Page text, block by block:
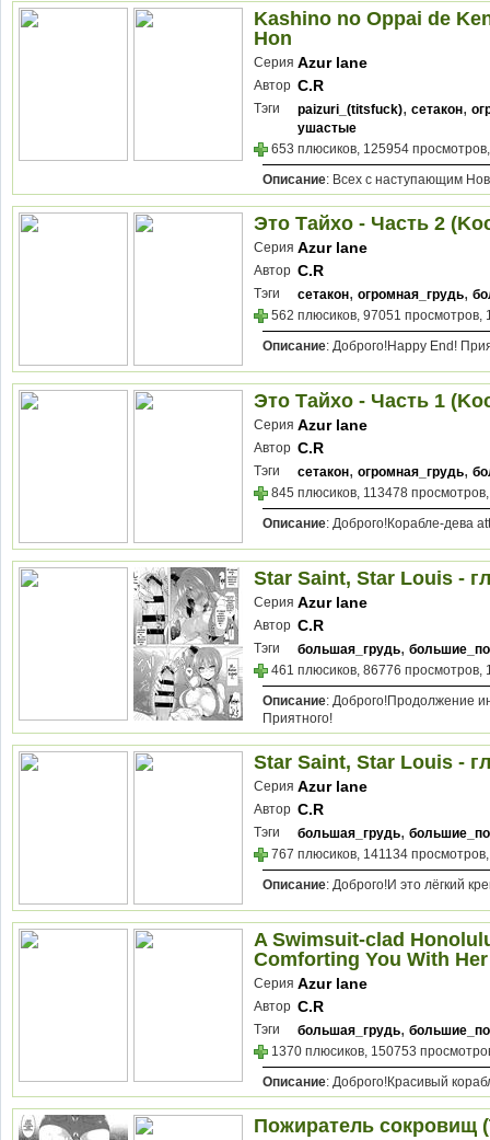
Kashino no Oppai de
Hon
Серия Azur lane
Автор C.R
Тэги paizuri_(titsfuck), сетакон,
ушастые
653 плюсиков, 125954
Описание: Всех с наступающим
Это Тайхо - Часть 2
Серия Azur lane
Автор C.R
Тэги сетакон, огромная_грудь,
562 плюсиков, 97051 просмотров,
Описание: Доброго!Happy End!
Это Тайхо - Часть 1
Серия Azur lane
Автор C.R
Тэги сетакон, огромная_грудь,
845 плюсиков, 113478
Описание: Доброго!Корабле-дева
Star Saint, Star Louis -
Серия Azur lane
Автор C.R
Тэги большая_грудь,
461 плюсиков, 86776 просмотров,
Описание: Доброго!Продолжение
Приятного!
Star Saint, Star Louis -
Серия Azur lane
Автор C.R
Тэги большая_грудь,
767 плюсиков, 141134
Описание: Доброго!И это лёгкий
A Swimsuit-clad
Comforting You With
Серия Azur lane
Автор C.R
Тэги большая_грудь,
1370 плюсиков, 150753
Описание: Доброго!Красивый
Пожиратель сокровищ